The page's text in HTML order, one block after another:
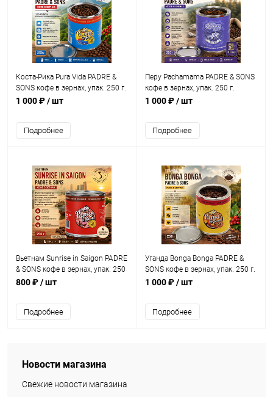
Коста-Рика Pura Vida PADRE &
SONS кофе в зернах, упак. 250 г.
1 000 ₽/ шт
Подробнее
Перу Рachamama PADRE & SONS
кофе в зернах, упак. 250 г.
1 000 ₽/ шт
Подробнее
Вьетнам Sunrise in Saigon PADRE
& SONS кофе в зернах, упак. 250
г.
800 ₽/ шт
Подробнее
Уганда Bonga Bonga PADRE &
SONS кофе в зернах, упак. 250 г.
1 000 ₽/ шт
Подробнее
Новости магазина
Свежие новости магазина